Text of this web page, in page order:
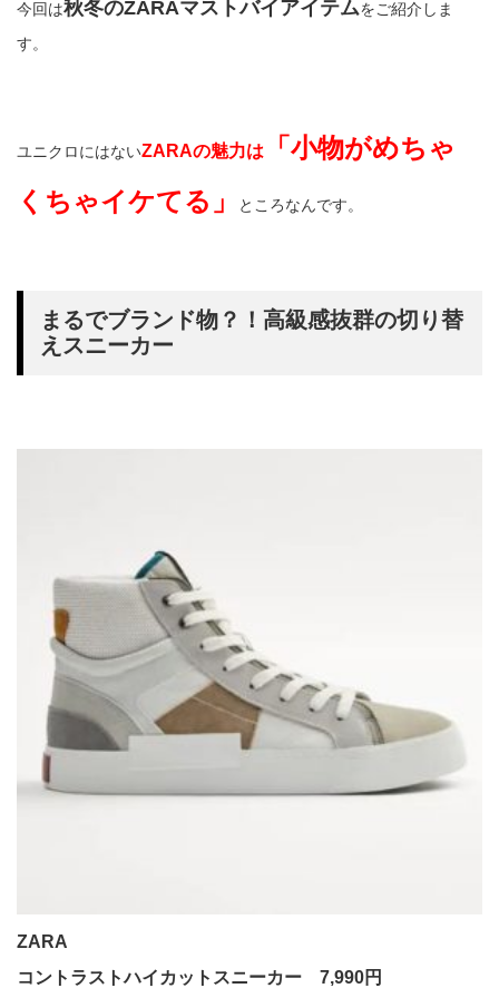
今回は秋冬のZARAマストバイアイテムをご紹介しま
す。
ユニクロにはないZARAの魅力は
「小物がめちゃ
くちゃイケてる」
ところなんです。
まるでブランド物？！高級感抜群の切り替
えスニーカー
ZARA
コントラストハイカットスニーカー 7,990円